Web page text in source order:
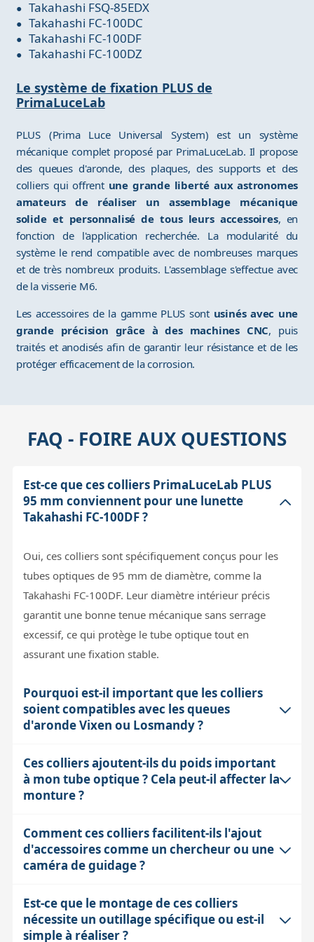
Takahashi FSQ-85EDX
Takahashi FC-100DC
Takahashi FC-100DF
Takahashi FC-100DZ
Le système de fixation PLUS de
PrimaLuceLab
PLUS (Prima Luce Universal System) est un système
mécanique complet proposé par PrimaLuceLab. Il propose
des queues d'aronde, des plaques, des supports et des
colliers qui offrent une grande liberté aux astronomes
amateurs de réaliser un assemblage mécanique
solide et personnalisé de tous leurs accessoires, en
fonction de l'application recherchée. La modularité du
système le rend compatible avec de nombreuses marques
et de très nombreux produits. L'assemblage s'effectue avec
de la visserie M6.
Les accessoires de la gamme PLUS sont usinés avec une
grande précision grâce à des machines CNC, puis
traités et anodisés afin de garantir leur résistance et de les
protéger efficacement de la corrosion.
FAQ - FOIRE AUX QUESTIONS
Est-ce que ces colliers PrimaLuceLab PLUS
95 mm conviennent pour une lunette
Takahashi FC-100DF ?
Oui, ces colliers sont spécifiquement conçus pour les
tubes optiques de 95 mm de diamètre, comme la
Takahashi FC-100DF. Leur diamètre intérieur précis
garantit une bonne tenue mécanique sans serrage
excessif, ce qui protège le tube optique tout en
assurant une fixation stable.
Pourquoi est-il important que les colliers
soient compatibles avec les queues
d'aronde Vixen ou Losmandy ?
Les systèmes de fixation de type Vixen ou Losmandy
sont standard dans l’astronomie amateur pour assurer
une modularité et une solidité lors de l’assemblage
garantit que le montage est stable, que les accessoires
sont bien alignés et que le système peut supporter le
observation ou en astrophotographie.
Ces colliers ajoutent-ils du poids important
à mon tube optique ? Cela peut-il affecter la
monture ?
Les colliers PrimaLuceLab PLUS 95 mm pèsent environ
600 g la paire, ce qui est relativement léger par rapport
au poids total du tube et des accessoires. Cependant,
limite, ce poids supplémentaire doit être pris en
compte pour conserver une bonne stabilité et éviter les
Comment ces colliers facilitent-ils l'ajout
d'accessoires comme un chercheur ou une
caméra de guidage ?
Grâce à leur système modulaire et à leurs faces planes,
les colliers permettent de fixer facilement des plaques
Est-ce que le montage de ces colliers
nécessite un outillage spécifique ou est-il
simple à réaliser ?